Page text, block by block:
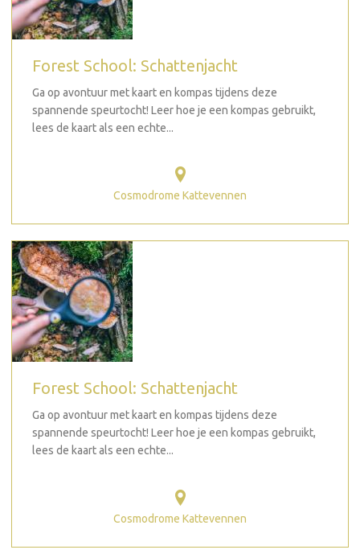
Forest School: Schattenjacht
Ga op avontuur met kaart en kompas tijdens deze
spannende speurtocht! Leer hoe je een kompas gebruikt,
lees de kaart als een echte...
Cosmodrome Kattevennen
Forest School: Schattenjacht
Ga op avontuur met kaart en kompas tijdens deze
spannende speurtocht! Leer hoe je een kompas gebruikt,
lees de kaart als een echte...
Cosmodrome Kattevennen